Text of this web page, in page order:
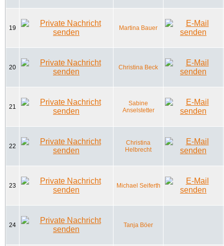
19 Martina Bauer
20 Christina Beck
21
Sabine
Anselstetter
22
Christina
Helbrecht
23 Michael Seiferth
24 Tanja Böer